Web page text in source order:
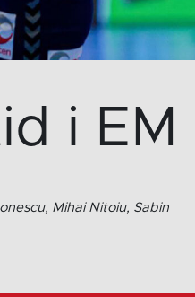
i EM
Mihai Nitoiu, Sabin